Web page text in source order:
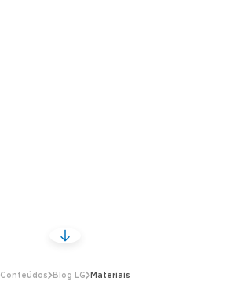
Conteúdos Blog LG Materiais